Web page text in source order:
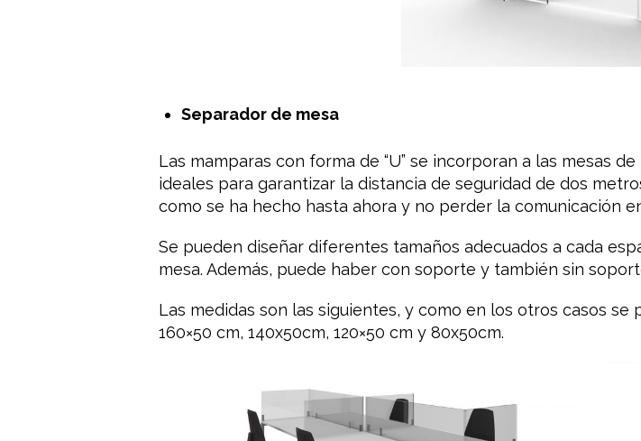
​Separador de mesa
Las mamparas con forma de “U” se incorporan a las mesas
ideales para garantizar la distancia de seguridad de dos
como se ha hecho hasta ahora y no perder la comunicación
Se pueden diseñar diferentes tamaños adecuados a cada
mesa. Además, puede haber con soporte y también sin
Las medidas son las siguientes, y como en los otros casos
160×50 cm, 140x50cm, 120×50 cm y 80x50cm.